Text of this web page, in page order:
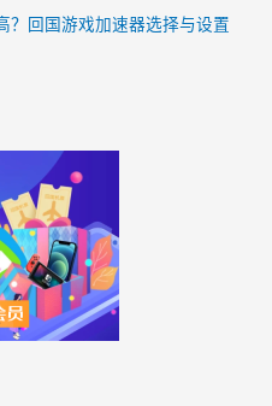
？回国游戏加速器选择与设置